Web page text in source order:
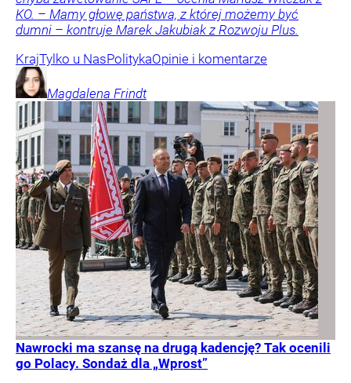
KO. – Mamy głowę państwa, z której możemy być
dumni – kontruje Marek Jakubiak z Rozwoju Plus.
KrajTylko u NasPolitykaOpinie i komentarze
Magdalena Frindt
Nawrocki ma szansę na drugą kadencję? Tak ocenili
go Polacy. Sondaż dla „Wprost”